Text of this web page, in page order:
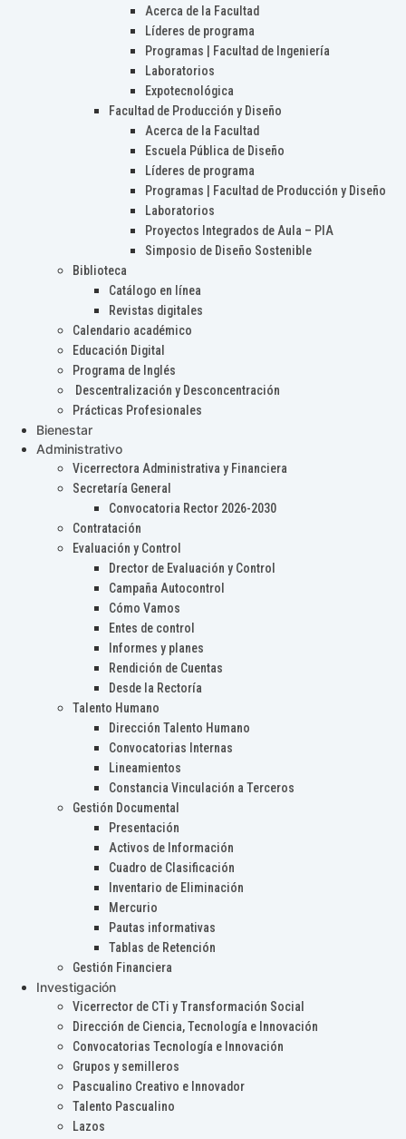
Acerca de la Facultad
Líderes de programa
Programas | Facultad de Ingeniería
Laboratorios
Expotecnológica
Facultad de Producción y Diseño
Acerca de la Facultad
Escuela Pública de Diseño
Líderes de programa
Programas | Facultad de Producción y Diseño
Laboratorios
Proyectos Integrados de Aula – PIA
Simposio de Diseño Sostenible
Biblioteca
Catálogo en línea
Revistas digitales
Calendario académico
Educación Digital
Programa de Inglés
Descentralización y Desconcentración
Prácticas Profesionales
Bienestar
Administrativo
Vicerrectora Administrativa y Financiera
Secretaría General
Convocatoria Rector 2026-2030
Contratación
Evaluación y Control
Drector de Evaluación y Control
Campaña Autocontrol
Cómo Vamos
Entes de control
Informes y planes
Rendición de Cuentas
Desde la Rectoría
Talento Humano
Dirección Talento Humano
Convocatorias Internas
Lineamientos
Constancia Vinculación a Terceros
Gestión Documental
Presentación
Activos de Información
Cuadro de Clasificación
Inventario de Eliminación
Mercurio
Pautas informativas
Tablas de Retención
Gestión Financiera
Investigación
Vicerrector de CTi y Transformación Social
Dirección de Ciencia, Tecnología e Innovación
Convocatorias Tecnología e Innovación
Grupos y semilleros
Pascualino Creativo e Innovador
Talento Pascualino
Lazos